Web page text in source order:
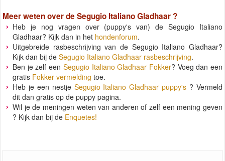
Meer weten over de Segugio Italiano Gladhaar ?
Heb je nog vragen over (puppy's van) de Segugio Italiano
Gladhaar? Kijk dan in het hondenforum.
Uitgebreide rasbeschrijving van de Segugio Italiano Gladhaar?
Kijk dan bij de Segugio Italiano Gladhaar rasbeschrijving.
Ben je zelf een Segugio Italiano Gladhaar Fokker? Voeg dan een
gratis Fokker vermelding toe.
Heb je een nestje Segugio Italiano Gladhaar puppy's ? Vermeld
dit dan gratis op de puppy pagina.
Wil je de meningen weten van anderen of zelf een mening geven
? Kijk dan bij de Enquetes!